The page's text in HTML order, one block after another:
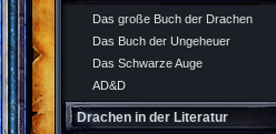
Das große Buch der Drachen
Das Buch der Ungeheuer
Das Schwarze Auge
AD&D
Drachen in der Literatur